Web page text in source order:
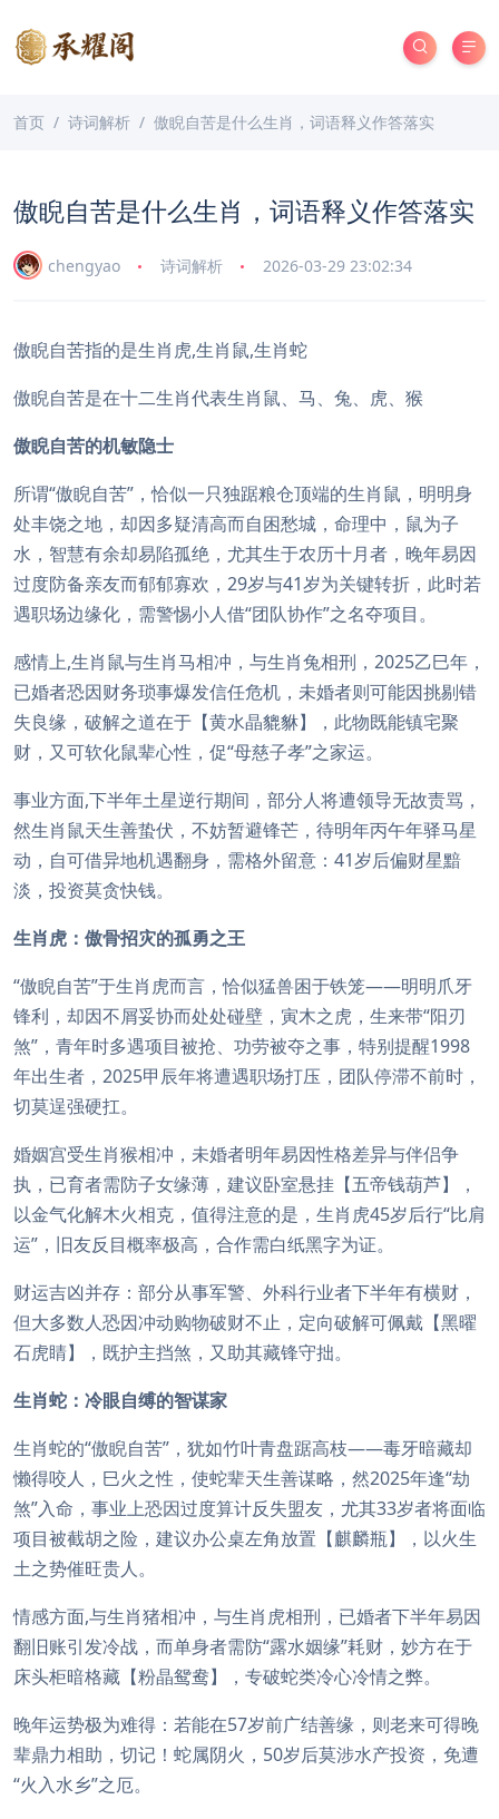
首页 诗词解析 傲睨自苦是什么生肖，词语释义作答落实
傲睨自苦是什么生肖，词语释义作答落实
chengyao 诗词解析 2026-03-29 23:02:34
傲睨自苦指的是生肖虎,生肖鼠,生肖蛇
傲睨自苦是在十二生肖代表生肖鼠、马、兔、虎、猴
傲睨自苦的机敏隐士
所谓“傲睨自苦”，恰似一只独踞粮仓顶端的生肖鼠，明明身
处丰饶之地，却因多疑清高而自困愁城，命理中，鼠为子
水，智慧有余却易陷孤绝，尤其生于农历十月者，晚年易因
过度防备亲友而郁郁寡欢，29岁与41岁为关键转折，此时若
遇职场边缘化，需警惕小人借“团队协作”之名夺项目。
感情上,生肖鼠与生肖马相冲，与生肖兔相刑，2025乙巳年，
已婚者恐因财务琐事爆发信任危机，未婚者则可能因挑剔错
失良缘，破解之道在于【黄水晶貔貅】，此物既能镇宅聚
财，又可软化鼠辈心性，促“母慈子孝”之家运。
事业方面,下半年土星逆行期间，部分人将遭领导无故责骂，
然生肖鼠天生善蛰伏，不妨暂避锋芒，待明年丙午年驿马星
动，自可借异地机遇翻身，需格外留意：41岁后偏财星黯
淡，投资莫贪快钱。
生肖虎：傲骨招灾的孤勇之王
“傲睨自苦”于生肖虎而言，恰似猛兽困于铁笼——明明爪牙
锋利，却因不屑妥协而处处碰壁，寅木之虎，生来带“阳刃
煞”，青年时多遇项目被抢、功劳被夺之事，特别提醒1998
年出生者，2025甲辰年将遭遇职场打压，团队停滞不前时，
切莫逞强硬扛。
婚姻宫受生肖猴相冲，未婚者明年易因性格差异与伴侣争
执，已育者需防子女缘薄，建议卧室悬挂【五帝钱葫芦】，
以金气化解木火相克，值得注意的是，生肖虎45岁后行“比肩
运”，旧友反目概率极高，合作需白纸黑字为证。
财运吉凶并存：部分从事军警、外科行业者下半年有横财，
但大多数人恐因冲动购物破财不止，定向破解可佩戴【黑曜
石虎睛】，既护主挡煞，又助其藏锋守拙。
生肖蛇：冷眼自缚的智谋家
生肖蛇的“傲睨自苦”，犹如竹叶青盘踞高枝——毒牙暗藏却
懒得咬人，巳火之性，使蛇辈天生善谋略，然2025年逢“劫
煞”入命，事业上恐因过度算计反失盟友，尤其33岁者将面临
项目被截胡之险，建议办公桌左角放置【麒麟瓶】，以火生
土之势催旺贵人。
情感方面,与生肖猪相冲，与生肖虎相刑，已婚者下半年易因
翻旧账引发冷战，而单身者需防“露水姻缘”耗财，妙方在于
床头柜暗格藏【粉晶鸳鸯】，专破蛇类冷心冷情之弊。
晚年运势极为难得：若能在57岁前广结善缘，则老来可得晚
辈鼎力相助，切记！蛇属阴火，50岁后莫涉水产投资，免遭
“火入水乡”之厄。